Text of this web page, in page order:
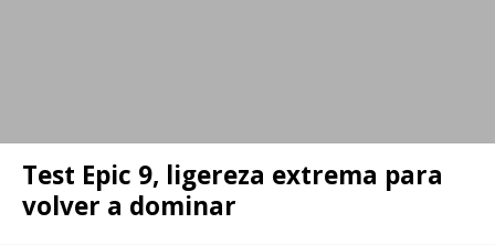
Test Epic 9, ligereza extrema para
volver a dominar